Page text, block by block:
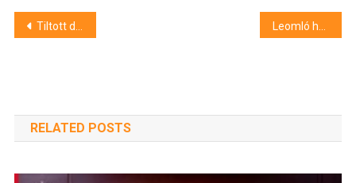
Bejegyzés
Tiltott dolgokat égettek Hajdúszoboszlón Leomló homokfal okozott tragédiát Bagamérban – másodfokon az ügy
RELATED POSTS